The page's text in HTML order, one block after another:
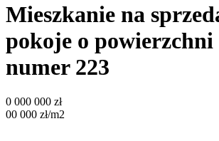
Mieszkanie na
pokoje o powierzchni
numer 223
0 000 000 zł
00 000 zł/m2